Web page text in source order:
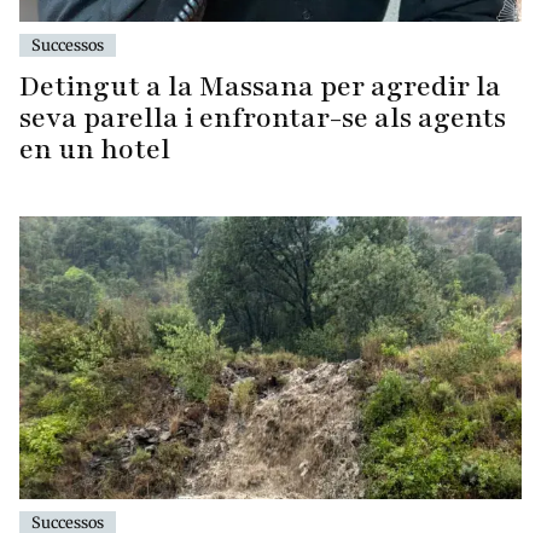
Successos
Detingut a la Massana per agredir la
seva parella i enfrontar-se als agents
en un hotel
Successos